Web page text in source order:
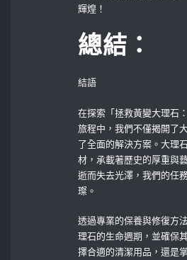
輝煌！
總結：
結語
在探索「拯救黃變大理石
旅程中，我們不僅揭開了
了全面的解決方案。大理
材，承載著歷史的厚重與
逝而失去光澤，我們的任
璨。
透過專業的保養與修復方
理石的生命週期，並確保
擇合適的清潔用品，還是